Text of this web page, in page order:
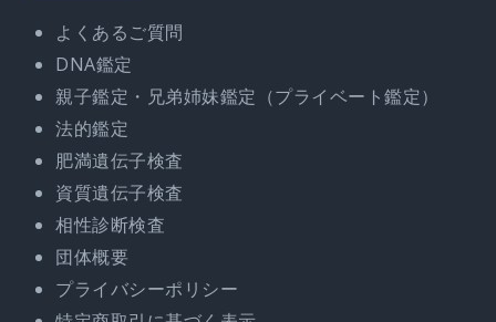
よくあるご質問
DNA鑑定
親子鑑定・兄弟姉妹鑑定（プライベート鑑定）
法的鑑定
肥満遺伝子検査
資質遺伝子検査
相性診断検査
団体概要
プライバシーポリシー